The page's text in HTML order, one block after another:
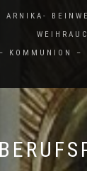
ARNIKA-
KOMMUNION –